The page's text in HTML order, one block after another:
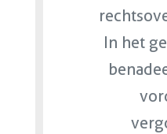
In het